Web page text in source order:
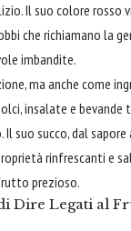
Il suo colore rosso
che richiamano la
imbandite.
ma anche come
insalate e bevande
suo succo, dal sapore
rinfrescanti e
prezioso.
Dire Legati al